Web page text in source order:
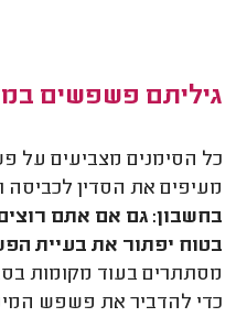
גיליתם פשפשים
כל הסימנים מצביעים על
מעיפים את הסדין
בחשבון: גם אם אתם
בטוח יפתור את בעיית
מסתתרים בעוד מקומות
כדי להדביר את פשפש